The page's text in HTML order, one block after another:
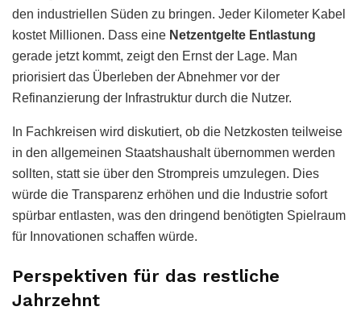
den industriellen Süden zu bringen. Jeder Kilometer Kabel
kostet Millionen. Dass eine Netzentgelte Entlastung
gerade jetzt kommt, zeigt den Ernst der Lage. Man
priorisiert das Überleben der Abnehmer vor der
Refinanzierung der Infrastruktur durch die Nutzer.
In Fachkreisen wird diskutiert, ob die Netzkosten teilweise
in den allgemeinen Staatshaushalt übernommen werden
sollten, statt sie über den Strompreis umzulegen. Dies
würde die Transparenz erhöhen und die Industrie sofort
spürbar entlasten, was den dringend benötigten Spielraum
für Innovationen schaffen würde.
Perspektiven für das restliche
Jahrzehnt